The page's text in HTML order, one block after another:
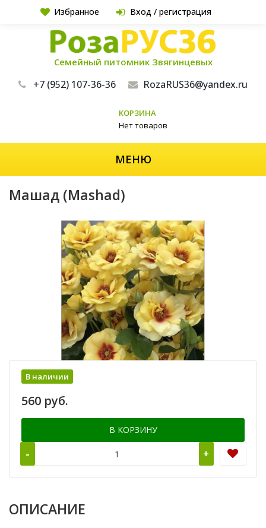
Избранное Вход / регистрация
Семейный питомник Звягинцевых
+7 (952) 107-36-36 RozaRUS36@yandex.ru
КОРЗИНА
Нет товаров
МЕНЮ
Машад (Mashad)
В наличии
560 руб.
В КОРЗИНУ
- +
ОПИСАНИЕ